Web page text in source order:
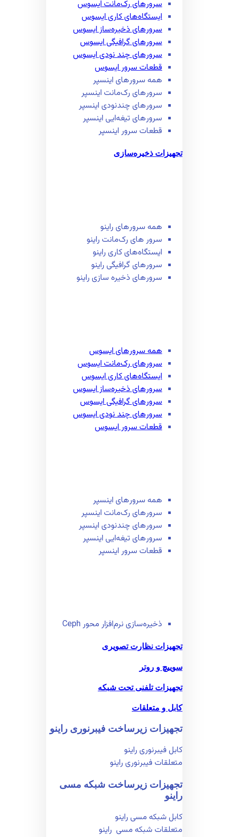
سرور‌های رک‌مانت ایسوس
ایستگاه‌های کاری ایسوس
سرور‌های ذخیره‌ساز ایسوس
سرور‌های گرافیگی ایسوس
سرور‌های چند نودی ایسوس
قطعات سرور ایسوس
همه سرور‌های اینسپر
سرور‌های رک‌مانت اینسپر
سرور‌های چند‌نودی اینسپر
سرور‌های تیغه‌ایی اینسپر
قطعات سرور اینسپر
تجهیزات ذخیره‌سازی
همه سرور‌های راینو
سرور ‌های رک‌مانت راینو
ایستگاه‌های کاری راینو
سرور‌های گرافیگی راینو
سرور‌های ذخیره سازی راینو
همه سرور‌های ایسوس
سرور‌های رک‌مانت ایسوس
ایستگاه‌های کاری ایسوس
سرور‌های ذخیره‌ساز ایسوس
سرور‌های گرافیگی ایسوس
سرور‌های چند نودی ایسوس
قطعات سرور ایسوس
همه سرور‌های اینسپر
سرور‌های رک‌مانت اینسپر
سرور‌های چند‌نودی اینسپر
سرور‌های تیغه‌ایی اینسپر
قطعات سرور اینسپر
ذخیره‌سازی نرم‌افزار محور Ceph
تجهیزات نظارت تصویری
سوییچ و روتر
تجهیزات تلفنی تحت شبکه
کابل و متعلقات
تجهیزات زیر‌ساخت فیبر‌نوری راینو
کابل فیبر‌نوری راینو
متعلقات فیبر‌نوری راینو
تجهیزات زیر‌ساخت شبکه مسی
راینو
کابل شبکه مسی راینو
متعلقات شبکه مسی راینو